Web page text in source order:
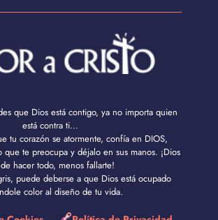
que Dios está contigo, ya no importa quien
está contra ti...
tu corazón se atormente, confía en DIOS,
te preocupa y déjalo en sus manos. ¡Dios
hacer todo, menos fallarte!
puede deberse a que Dios está ocupado
color al diseño de tu vida.